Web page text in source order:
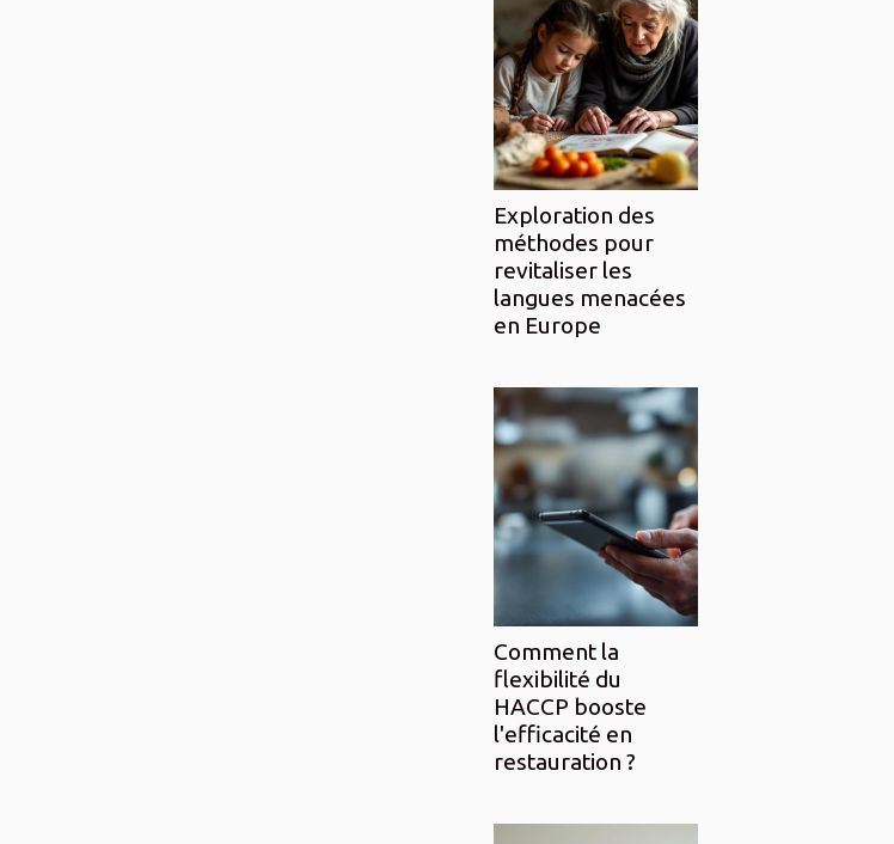
Exploration des
méthodes pour
revitaliser les
langues menacées
en Europe
Comment la
flexibilité du
HACCP booste
l'efficacité en
restauration ?